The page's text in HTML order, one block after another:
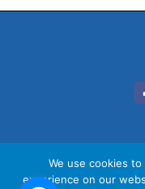
Sales
We use cookies
experience on our